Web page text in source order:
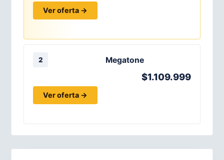
Ver oferta →
2 Megatone
$1.109.999
Ver oferta →